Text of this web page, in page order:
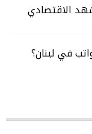
الاقتصادي
في لبنان؟